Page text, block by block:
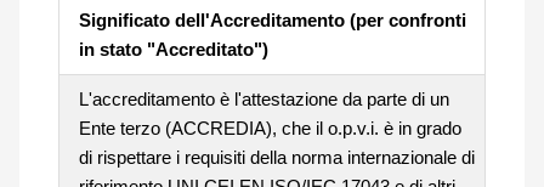
Significato dell'Accreditamento (per confronti
in stato "Accreditato")
L'accreditamento è l'attestazione da parte di un
Ente terzo (ACCREDIA), che il o.p.v.i. è in grado
di rispettare i requisiti della norma internazionale di